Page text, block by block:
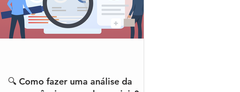
🔍 Como fazer uma análise da